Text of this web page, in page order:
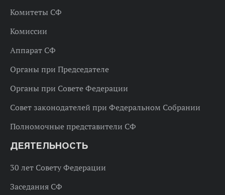
Комитеты СФ
Комиссии
Аппарат СФ
Органы при Председателе
Органы при Совете Федерации
Совет законодателей при Федеральном Собрании
Полномочные представители СФ
ДЕЯТЕЛЬНОСТЬ
30 лет Совету Федерации
Заседания СФ